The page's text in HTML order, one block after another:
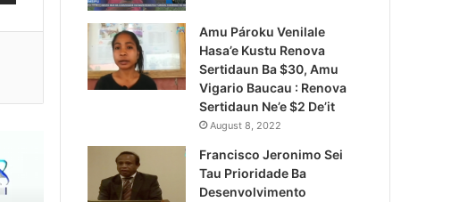
Amu Pároku Venilale
Hasa’e Kustu Renova
Sertidaun Ba $30, Amu
Vigario Baucau : Renova
Sertidaun Ne’e $2 De’it
August 8, 2022
Francisco Jeronimo Sei
Tau Prioridade Ba
Desenvolvimento